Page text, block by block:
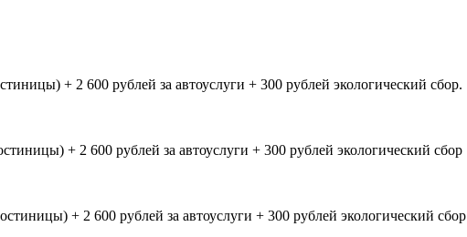
+ 2 600 рублей за автоуслуги + 300 рублей экологический сбор.
+ 2 600 рублей за автоуслуги + 300 рублей экологический сбор
+ 2 600 рублей за автоуслуги + 300 рублей экологический сбор